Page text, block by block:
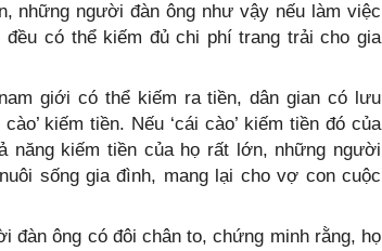
những người đàn ông như vậy nếu làm việc
có thể kiếm đủ chi phí trang trải cho gia
giới có thể kiếm ra tiền, dân gian có lưu
kiếm tiền. Nếu ‘cái cào’ kiếm tiền đó của
năng kiếm tiền của họ rất lớn, những người
sống gia đình, mang lại cho vợ con cuộc
đàn ông có đôi chân to, chứng minh rằng, họ